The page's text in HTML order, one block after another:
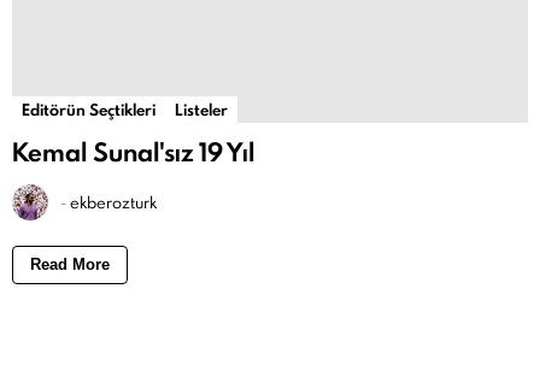
Editörün Seçtikleri Listeler
Kemal Sunal'sız 19 Yıl
-ekberozturk
Read More